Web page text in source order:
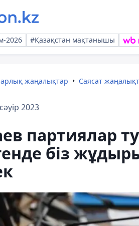
2026 #Қазақстан мақтанышы
жаңалықтар Саясат
2023
партиялар
біз